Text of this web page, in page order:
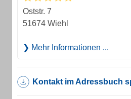
Oststr. 7
51674 Wiehl
Mehr Informationen ...
Kontakt im Adressbuch